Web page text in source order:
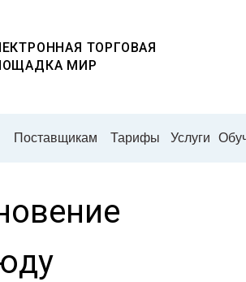
ТОРГОВАЯ
МИР
Поставщикам Тарифы Услуги